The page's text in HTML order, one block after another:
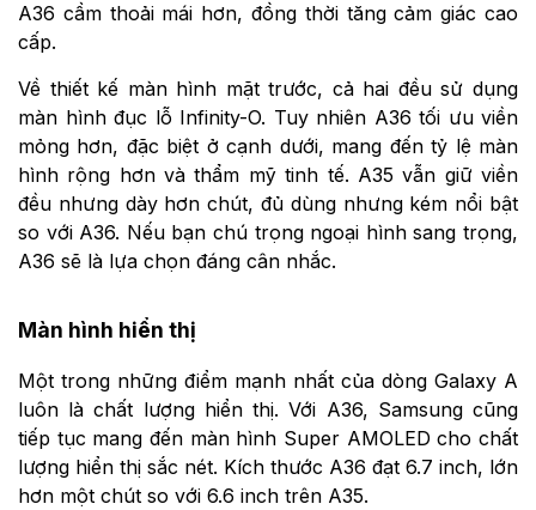
A36 cầm thoải mái hơn, đồng thời tăng cảm giác cao
cấp.
Về thiết kế màn hình mặt trước, cả hai đều sử dụng
màn hình đục lỗ Infinity-O. Tuy nhiên A36 tối ưu viền
mỏng hơn, đặc biệt ở cạnh dưới, mang đến tỷ lệ màn
hình rộng hơn và thẩm mỹ tinh tế. A35 vẫn giữ viền
đều nhưng dày hơn chút, đủ dùng nhưng kém nổi bật
so với A36. Nếu bạn chú trọng ngoại hình sang trọng,
A36 sẽ là lựa chọn đáng cân nhắc.
Màn hình hiển thị
Một trong những điểm mạnh nhất của dòng Galaxy A
luôn là chất lượng hiển thị. Với A36, Samsung cũng
tiếp tục mang đến màn hình Super AMOLED cho chất
lượng hiển thị sắc nét. Kích thước A36 đạt 6.7 inch, lớn
hơn một chút so với 6.6 inch trên A35.